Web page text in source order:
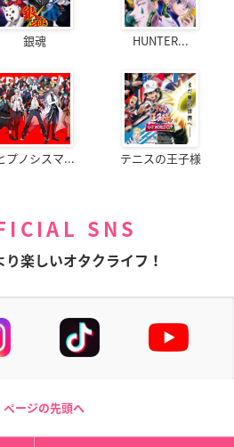
銀魂 HUNTER...
プノシスマ... テニスの王子様
SNS
り楽しいオタクライフ！
ページの先頭へ